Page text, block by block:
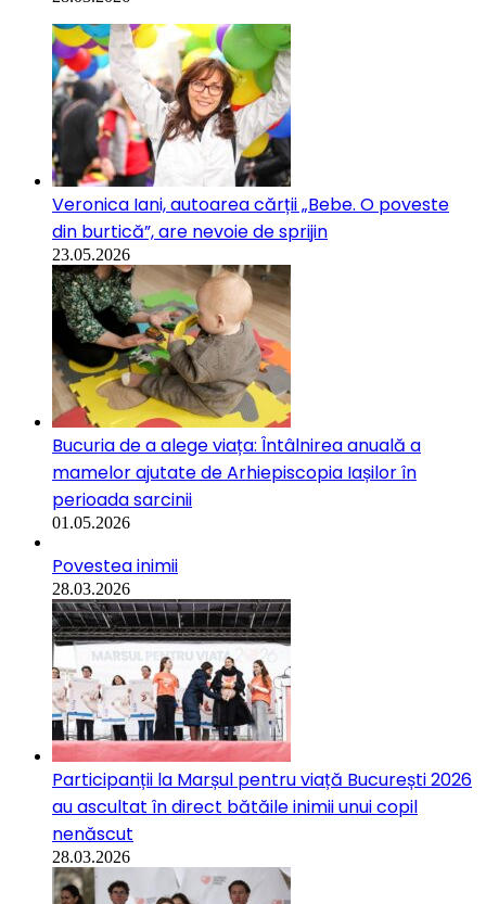
Veronica Iani, autoarea cărții „Bebe. O poveste
din burtică”, are nevoie de sprijin
23.05.2026
Bucuria de a alege viața: Întâlnirea anuală a
mamelor ajutate de Arhiepiscopia Iașilor în
perioada sarcinii
01.05.2026
Povestea inimii
28.03.2026
Participanții la Marșul pentru viață București 2026
au ascultat în direct bătăile inimii unui copil
nenăscut
28.03.2026